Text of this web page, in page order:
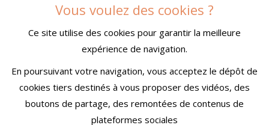
DEVENEZ ANNONCEUR
COMMUNIQUEZ UN EVENEMENT
CONDITIONS GÉNÉRALES DE VENTE
MENTIONS LÉGALES
CONFIDENTIALITÉ
Vous voulez des cookies ?
Ce site utilise des cookies pour garantir la meilleure
expérience de navigation.
En poursuivant votre navigation, vous acceptez le dépôt de
cookies tiers destinés à vous proposer des vidéos, des
boutons de partage, des remontées de contenus de
plateformes sociales